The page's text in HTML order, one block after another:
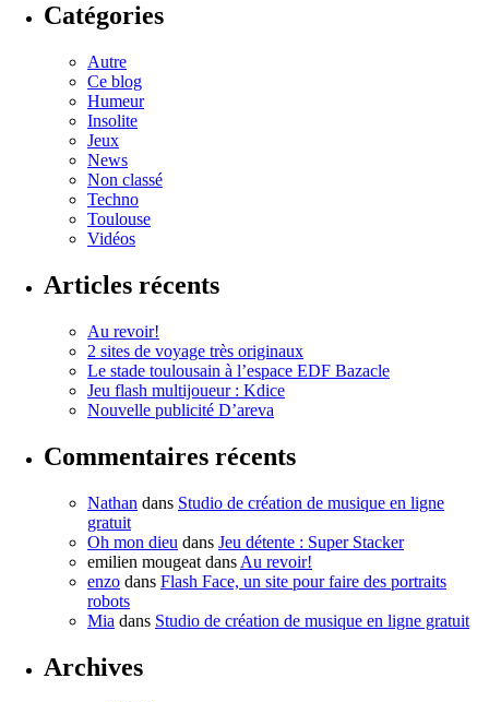
Catégories
Autre
Ce blog
Humeur
Insolite
Jeux
News
Non classé
Techno
Toulouse
Vidéos
Articles récents
Au revoir!
2 sites de voyage très originaux
Le stade toulousain à l’espace EDF Bazacle
Jeu flash multijoueur : Kdice
Nouvelle publicité D’areva
Commentaires récents
Nathan dans Studio de création de musique en ligne
gratuit
Oh mon dieu dans Jeu détente : Super Stacker
emilien mougeat dans Au revoir!
enzo dans Flash Face, un site pour faire des portraits
robots
Mia dans Studio de création de musique en ligne gratuit
Archives